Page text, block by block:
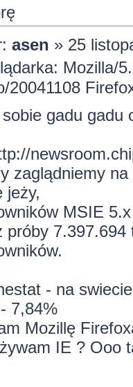
asen » 25
Mozilla/
20041108
gadu gadu
zaglądniemy
jeży,
MSIE
próby
- na
7,84%
Mozillę
IE ? Ooo